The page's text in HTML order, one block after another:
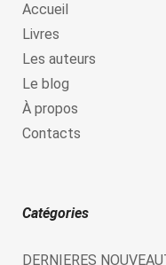
Accueil
Livres
Les auteurs
Le blog
À propos
Contacts
Catégories
DERNIERES